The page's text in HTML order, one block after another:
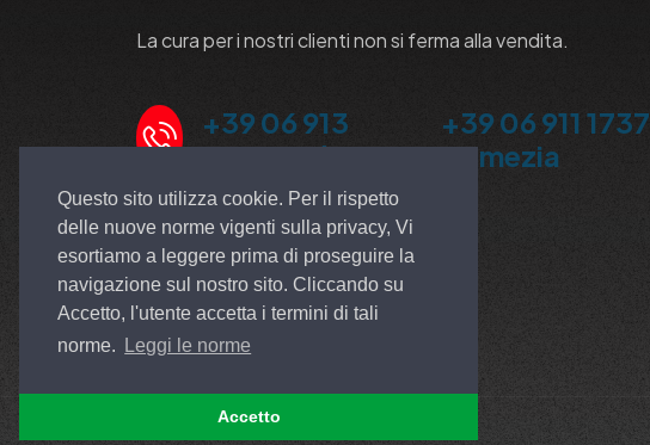
Questo sito utilizza cookie. Per il rispetto
delle nuove norme vigenti sulla privacy, Vi
esortiamo a leggere prima di proseguire la
navigazione sul nostro sito. Cliccando su
Accetto, l'utente accetta i termini di tali
norme.
Leggi le norme
Accetto
La cura per i nostri clienti non si ferma alla vendita.
+39 06 913
5100 Ardea
+39 06 911 1737
Pomezia
© All rights reserved. Made by